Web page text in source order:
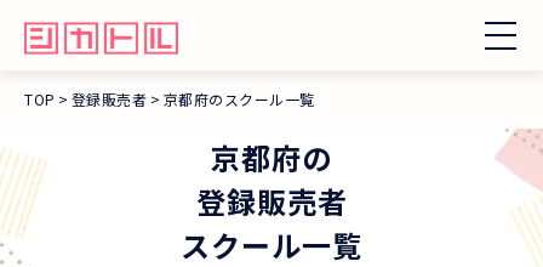
TOP 登録販売者 京都府のスクール一覧
京都府の
登録販売者
スクール一覧